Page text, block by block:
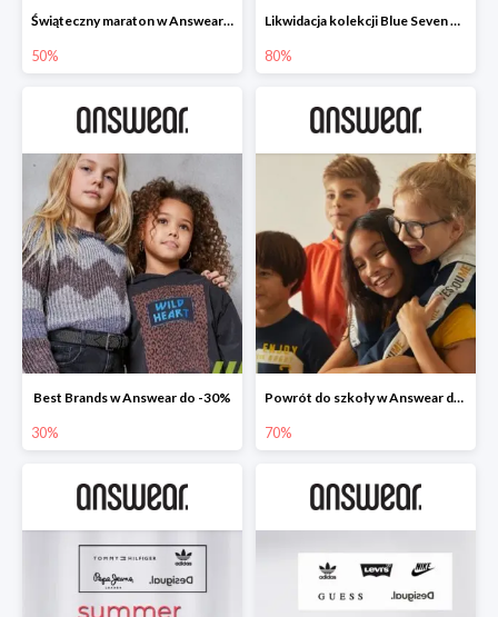
Świąteczny maraton w Answear do -50%
50%
Likwidacja kolekcji Blue Seven w Answear do -80%
80%
Best Brands w Answear do -30%
30%
Powrót do szkoły w Answear do -70%
70%